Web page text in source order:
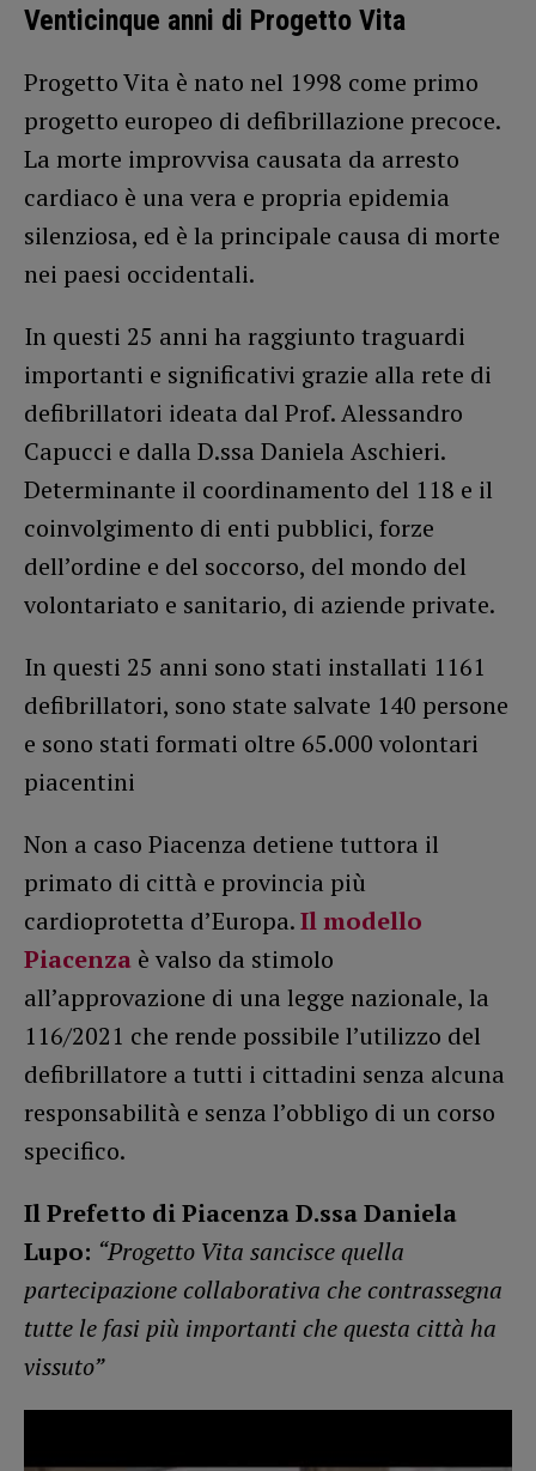
Venticinque anni di Progetto Vita
Progetto Vita è nato nel 1998 come primo
progetto europeo di defibrillazione precoce.
La morte improvvisa causata da arresto
cardiaco è una vera e propria epidemia
silenziosa, ed è la principale causa di morte
nei paesi occidentali.
In questi 25 anni ha raggiunto traguardi
importanti e significativi grazie alla rete di
defibrillatori ideata dal Prof. Alessandro
Capucci e dalla D.ssa Daniela Aschieri.
Determinante il coordinamento del 118 e il
coinvolgimento di enti pubblici, forze
dell’ordine e del soccorso, del mondo del
volontariato e sanitario, di aziende private.
In questi 25 anni sono stati installati 1161
defibrillatori, sono state salvate 140 persone
e sono stati formati oltre 65.000 volontari
piacentini
Non a caso Piacenza detiene tuttora il
primato di città e provincia più
cardioprotetta d’Europa.Il modello
Piacenza è valso da stimolo
all’approvazione di una legge nazionale, la
116/2021 che rende possibile l’utilizzo del
defibrillatore a tutti i cittadini senza alcuna
responsabilità e senza l’obbligo di un corso
specifico.
Il Prefetto di Piacenza D.ssa Daniela
Lupo: “Progetto Vita sancisce quella
partecipazione collaborativa che contrassegna
tutte le fasi più importanti che questa città ha
vissuto”